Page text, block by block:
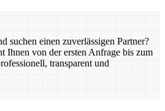
suchen einen zuverlässigen Partner?
Ihnen von der ersten Anfrage bis zum
transparent und